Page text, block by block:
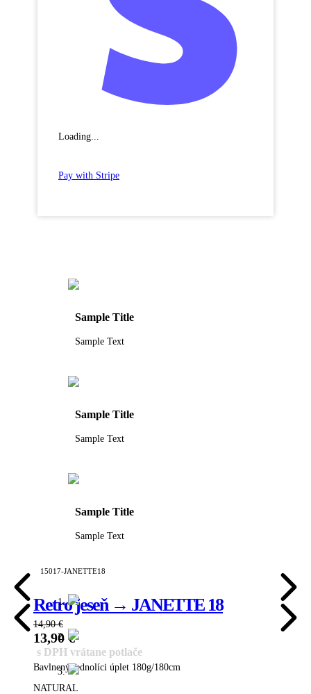
Loading...
Pay with Stripe
Sample Title
Sample Text
Sample Title
Sample Text
Sample Title
Sample Text
15017-JANETTE18
Retro jeseň → JANETTE 18
14,90€
13,90 €
s DPH vrátane potlače
Bavlnený jednolíci úplet 180g/180cm
NATURAL